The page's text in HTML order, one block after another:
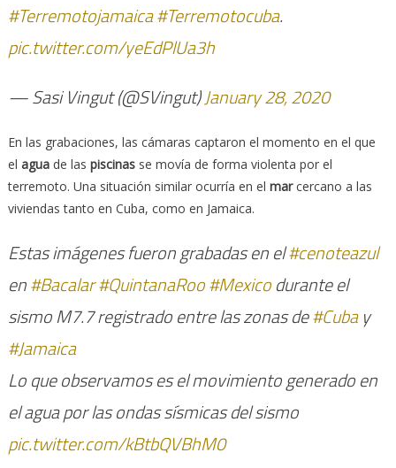
#Terremotojamaica#Terremotocuba.
pic.twitter.com/yeEdPlUa3h
— Sasi Vingut (@SVingut)January 28, 2020
En las grabaciones, las cámaras captaron el momento en el que
el agua de las piscinas se movía de forma violenta por el
terremoto. Una situación similar ocurría en el marcercano a las
viviendas tanto en Cuba, como en Jamaica.
Estas imágenes fueron grabadas en el#cenoteazul
en#Bacalar#QuintanaRoo#Mexicodurante el
sismo M7.7 registrado entre las zonas de#Cubay
#Jamaica
Lo que observamos es el movimiento generado en
el agua por las ondas sísmicas del sismo
pic.twitter.com/kBtbQVBhM0